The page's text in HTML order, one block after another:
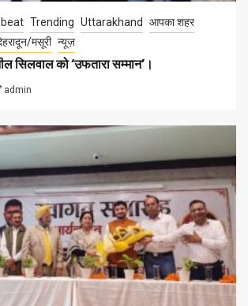
Trending Uttarakhand
आपका शहर
मसूरी न्यूज़
सिलवाल को ‘उफतारा सम्मान’।
admin